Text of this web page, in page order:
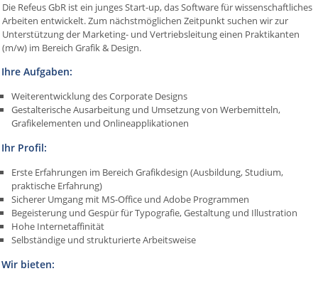
Die Refeus GbR ist ein junges Start-up, das Software für wissenschaftliches
Arbeiten entwickelt. Zum nächstmöglichen Zeitpunkt suchen wir zur
Unterstützung der Marketing- und Vertriebsleitung einen Praktikanten
(m/w) im Bereich Grafik & Design.
Ihre Aufgaben:
Weiterentwicklung des Corporate Designs
Gestalterische Ausarbeitung und Umsetzung von Werbemitteln,
Grafikelementen und Onlineapplikationen
Ihr Profil:
Erste Erfahrungen im Bereich Grafikdesign (Ausbildung, Studium,
praktische Erfahrung)
Sicherer Umgang mit MS-Office und Adobe Programmen
Begeisterung und Gespür für Typografie, Gestaltung und Illustration
Hohe Internetaffinität
Selbständige und strukturierte Arbeitsweise
Wir bieten: